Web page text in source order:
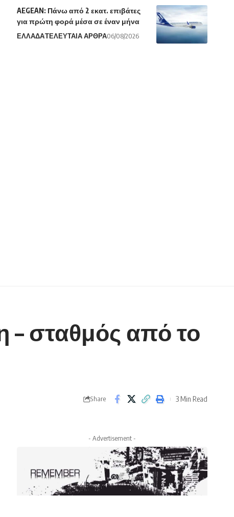
AEGEAN: Πάνω από 2 εκατ. επιβάτες
για πρώτη φορά μέσα σε έναν μήνα
ΕΛΛΑΔΑΤΕΛΕΥΤΑΙΑ ΑΡΘΡΑ06/08/2026
σταθμός από το
Share 3 Min Read
- Advertisement -